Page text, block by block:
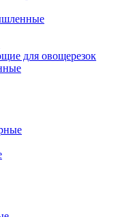
для овощерезок